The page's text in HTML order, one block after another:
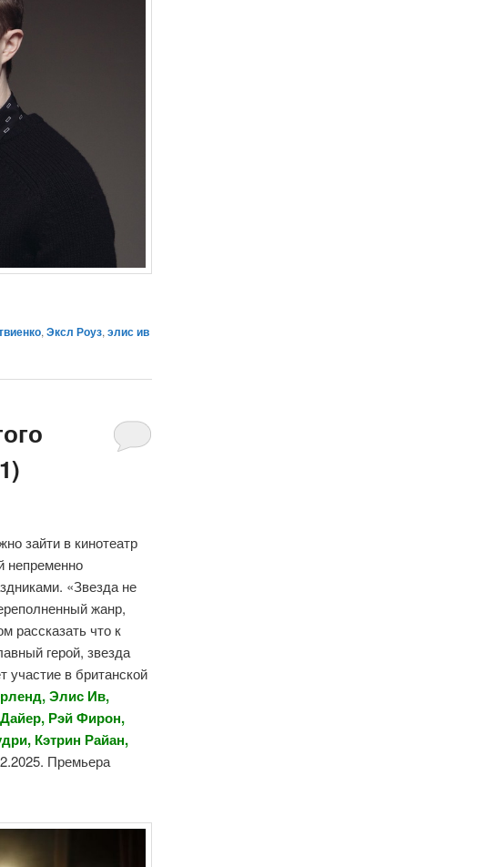
,Эксл Роуз,элис ив
зайти в кинотеатр
непременно
«Звезда не
жанр,
рассказать что к
герой, звезда
участие в британской
Элис Ив,
Рэй Фирон,
Кэтрин Райан,
Премьера